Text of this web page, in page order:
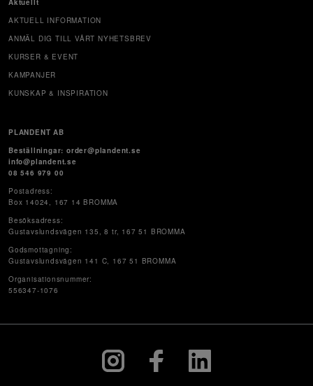
Aktuellt
AKTUELL INFORMATION
ANMÄL DIG TILL VÅRT NYHETSBREV
KURSER & EVENT
KAMPANJER
KUNSKAP & INSPIRATION
PLANDENT AB
Beställningar: order@plandent.se
info@plandent.se
08 546 979 00
Postadress:
Box 14024, 167 14 BROMMA
Besöksadress:
Gustavslundsvägen 135, 8 tr, 167 51 BROMMA
Godsmottagning:
Gustavslundsvägen 141 C, 167 51 BROMMA
Organisationsnummer:
556347-1076